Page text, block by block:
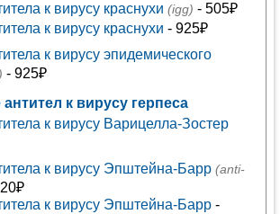
к вирусу краснухи (igg) - 505₽
к вирусу краснухи - 925₽
к вирусу эпидемического
- 925₽
к вирусу герпеса
к вирусу Варицелла-Зостер
к вирусу Эпштейна-Барр (anti-
к вирусу Эпштейна-Барр-